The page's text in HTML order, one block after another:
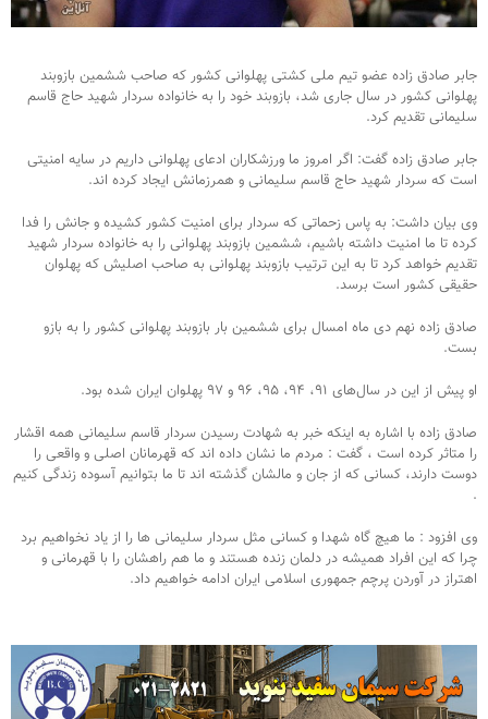
جابر صادق زاده عضو تیم ملی کشتی پهلوانی کشور که صاحب ششمین بازوبند
پهلوانی کشور در سال جاری شد، بازوبند خود را به خانواده سردار شهید حاج قاسم
سلیمانی تقدیم کرد.
جابر صادق زاده گفت: اگر امروز ما ورزشکاران ادعای پهلوانی داریم در سایه امنیتی
است که سردار شهید حاج قاسم سلیمانی و همرزمانش ایجاد کرده اند.
وی بیان داشت: به پاس زحماتی که سردار برای امنیت کشور کشیده و جانش را فدا
کرده تا ما امنیت داشته باشیم، ششمین بازوبند پهلوانی را به خانواده سردار شهید
تقدیم خواهد کرد تا به این ترتیب بازوبند پهلوانی به صاحب اصلیش که پهلوان
حقیقی کشور است برسد.
صادق زاده نهم دی ماه امسال برای ششمین بار بازوبند پهلوانی کشور را به بازو
بست.
او پیش از این در سال‌های ۹۱، ۹۴، ۹۵، ۹۶ و ۹۷ پهلوان ایران شده بود.
صادق زاده با اشاره به اینکه خبر به شهادت رسیدن سردار قاسم سلیمانی همه اقشار
را متاثر کرده است ، گفت : مردم ما نشان داده اند که قهرمانان اصلی و واقعی را
دوست دارند، کسانی که از جان و مالشان گذشته اند تا ما بتوانیم آسوده زندگی کنیم
.
وی افزود : ما هیچ گاه شهدا و کسانی مثل سردار سلیمانی ها را از یاد نخواهیم برد
چرا که این افراد همیشه در دلمان زنده هستند و ما هم راهشان را با قهرمانی و
اهتراز در آوردن پرچم جمهوری اسلامی ایران ادامه خواهیم داد.